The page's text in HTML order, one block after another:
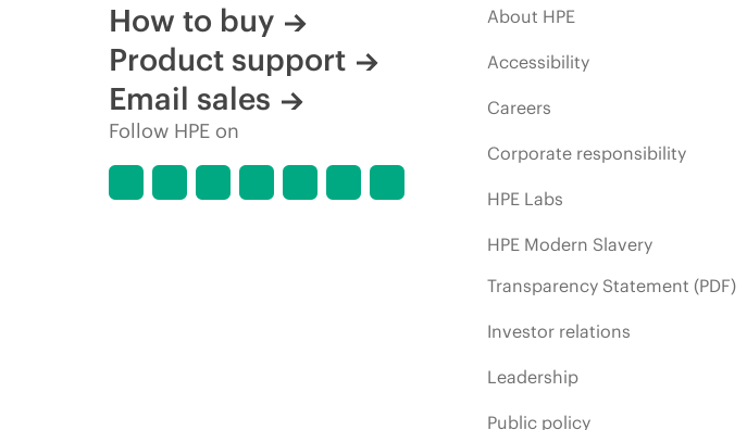
How to buy
Product support
Email sales
Follow HPE on
About HPE
Accessibility
Careers
Corporate responsibility
HPE Labs
HPE Modern Slavery
Transparency Statement (PDF)
Investor relations
Leadership
Public policy